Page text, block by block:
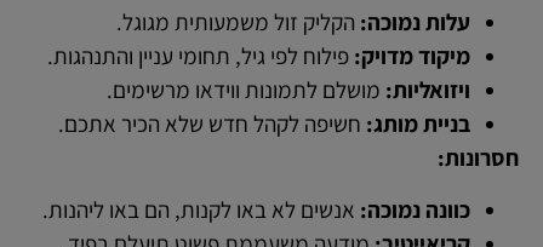
עלות נמוכה: הקליק זול משמעותית מגוגל.
מיקוד מדויק: פילוח לפי גיל, תחומי עניין והתנהגות.
ויזואליות: מושלם לתמונות ווידאו מרשימים.
בניית מותג: חשיפה לקהל חדש שלא הכיר אתכם.
חסרונות:
כוונה נמוכה: אנשים לא באו לקנות, הם באו ליהנות.